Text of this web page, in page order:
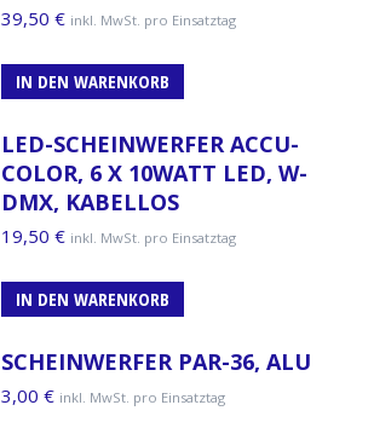
39,50 € inkl. MwSt. pro Einsatztag
IN DEN WARENKORB
LED-SCHEINWERFER ACCU-
COLOR, 6 X 10WATT LED, W-
DMX, KABELLOS
19,50 € inkl. MwSt. pro Einsatztag
IN DEN WARENKORB
SCHEINWERFER PAR-36, ALU
3,00 € inkl. MwSt. pro Einsatztag